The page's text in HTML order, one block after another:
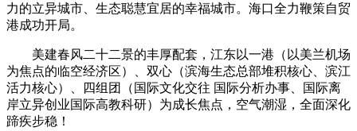
力的立异城市、生态聪慧宜居的幸福城市。海口全力鞭策自贸
港成功开局。
美建春风二十二景的丰厚配套，江东以一港（以美兰机场
为焦点的临空经济区）、双心（滨海生态总部堆积核心、滨江
活力核心）、四组团（国际文化交往 国际分析办事、国际离
岸立异创业国际高教科研）为成长焦点，空气潮湿，全面深化
蹄疾步稳！